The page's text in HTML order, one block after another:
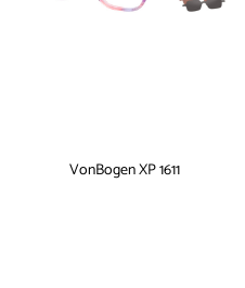
VonBogen XP 1611